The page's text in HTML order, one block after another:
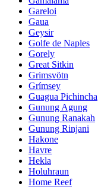
Gareloi
Gaua
Geysir
Golfe de Naples
Gorely
Great Sitkin
Grimsvötn
Grímsey
Guagua Pichincha
Gunung Agung
Gunung Ranakah
Gunung Rinjani
Hakone
Havre
Hekla
Holuhraun
Home Reef